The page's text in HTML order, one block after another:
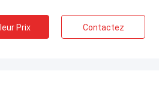
Prix Contactez